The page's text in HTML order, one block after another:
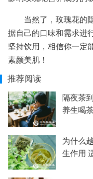
当然了，玫瑰花的
据自己的口味和需求进
坚持饮用，相信你一定
素颜美肌！
推荐阅读
隔夜茶
养生喝
为什么
生作用